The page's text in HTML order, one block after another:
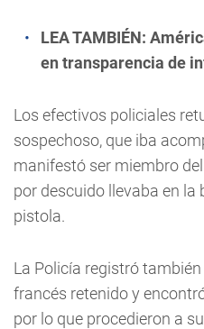
LEA TAMBIÉN:
en transparencia de
Los efectivos policiales
sospechoso, que iba
manifestó ser miembro
por descuido llevaba en la
pistola.
La Policía registró
francés retenido y
por lo que procedieron a